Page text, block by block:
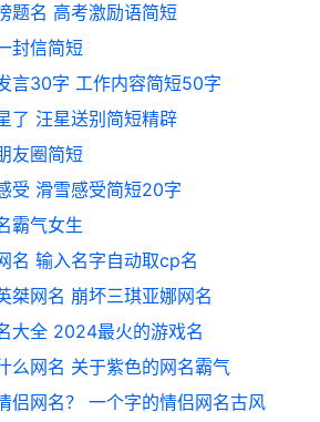
题名 高考激励语简短
封信简短
言30字 工作内容简短50字
了 汪星送别简短精辟
友圈简短
受 滑雪感受简短20字
霸气女生
名 输入名字自动取cp名
桀网名 崩坏三琪亚娜网名
大全 2024最火的游戏名
么网名 关于紫色的网名霸气
侣网名？ 一个字的情侣网名古风